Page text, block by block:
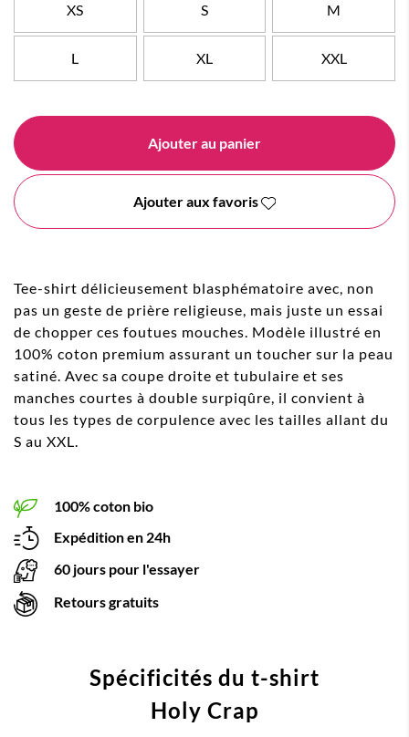
XS S M
L XL XXL
Ajouter au panier
Ajouter aux favoris
Tee-shirt délicieusement blasphématoire avec, non
pas un geste de prière religieuse, mais juste un essai
de chopper ces foutues mouches. Modèle illustré en
100% coton premium assurant un toucher sur la peau
satiné. Avec sa coupe droite et tubulaire et ses
manches courtes à double surpiqûre, il convient à
tous les types de corpulence avec les tailles allant du
S au XXL.
100% coton bio
Expédition en 24h
60 jours pour l'essayer
Retours gratuits
Spécificités du t-shirt
Holy Crap